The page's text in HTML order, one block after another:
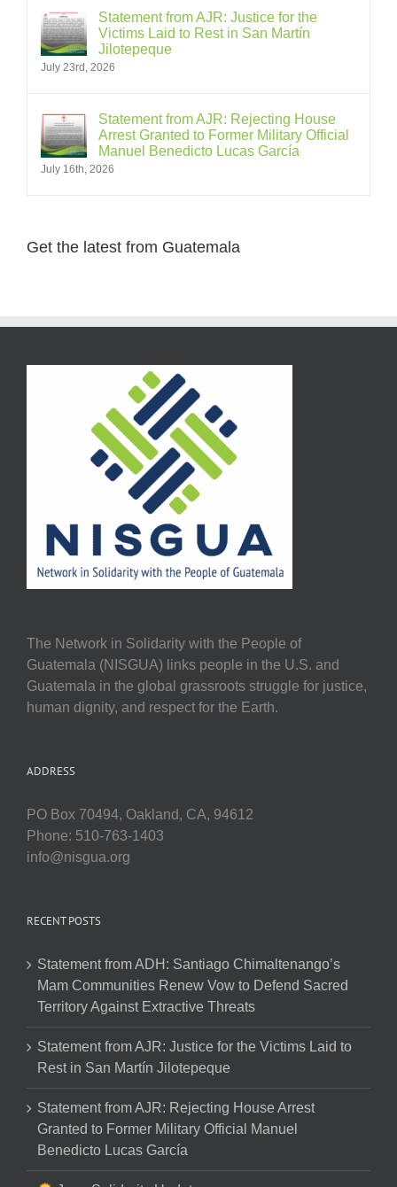
Statement from AJR: Justice for the
Victims Laid to Rest in San Martín
Jilotepeque
July 23rd, 2026
Statement from AJR: Rejecting House
Arrest Granted to Former Military Official
Manuel Benedicto Lucas García
July 16th, 2026
Get the latest from Guatemala
The Network in Solidarity with the People of
Guatemala (NISGUA) links people in the U.S. and
Guatemala in the global grassroots struggle for justice,
human dignity, and respect for the Earth.
ADDRESS
PO Box 70494, Oakland, CA, 94612
Phone: 510-763-1403
info@nisgua.org
RECENT POSTS
Statement from ADH: Santiago Chimaltenango’s
Mam Communities Renew Vow to Defend Sacred
Territory Against Extractive Threats
Statement from AJR: Justice for the Victims Laid to
Rest in San Martín Jilotepeque
Statement from AJR: Rejecting House Arrest
Granted to Former Military Official Manuel
Benedicto Lucas García